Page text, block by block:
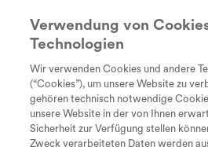
Tastaturkürzel zur
Seite
Every Day
Unstoppable
Diagnose
Suche
search
Klaus mit seiner
Dein Face SMA
Verwendung von
Technologien
Wir verwenden Cookies und andere
(“Cookies”), um unsere Website zu
gehören technisch notwendige
unsere Website in der von Ihnen
Sicherheit zur Verfügung stellen
Zweck verarbeiteten Daten werden